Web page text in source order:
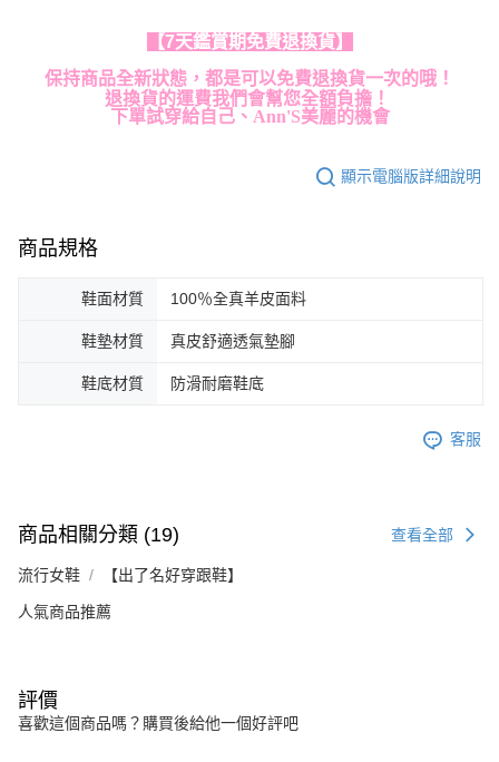
【7天鑑賞期免費退換貨】
保持商品全新狀態，都是可以免費退換貨一次的哦！
退換貨的運費我們會幫您全額負擔！
下單試穿給自己、Ann'S美麗的機會
顯示電腦版詳細說明
商品規格
鞋面材質 100％全真羊皮面料
鞋墊材質 真皮舒適透氣墊腳
鞋底材質 防滑耐磨鞋底
客服
商品相關分類 (19) 查看全部
流行女鞋 【出了名好穿跟鞋】
人氣商品推薦
評價
喜歡這個商品嗎？購買後給他一個好評吧